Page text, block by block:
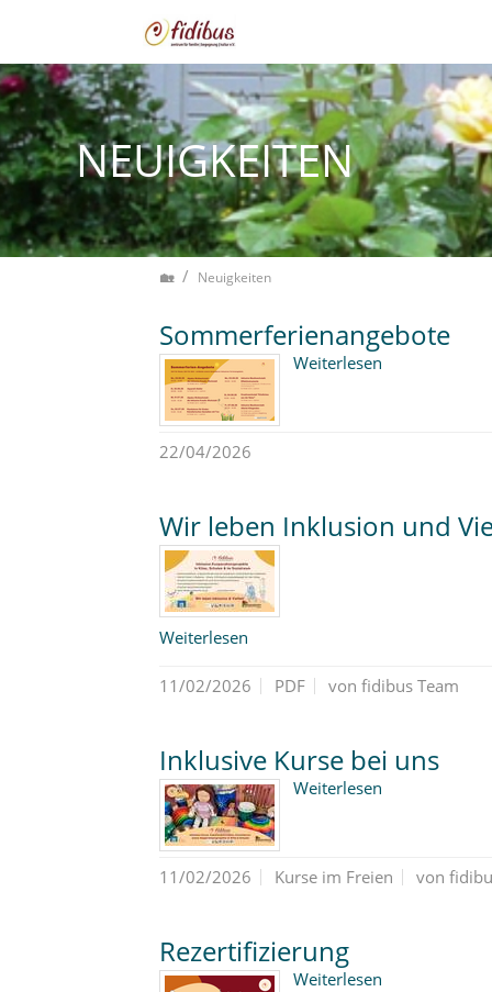
Zum Inhalt springen
NEUIGKEITEN
HomeNeuigkeiten
Sommerferienangebote
Weiterlesen
22/04/2026
Wir leben Inklusion und
Weiterlesen
11/02/2026 PDF von fidibus Team
Inklusive Kurse bei uns
Weiterlesen
11/02/2026 Kurse im Freien von
Rezertifizierung
Weiterlesen